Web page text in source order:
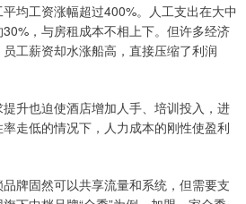
均工资涨幅超过400%。人工支出在大中
，与房租成本不相上下。但许多经济
工薪资却水涨船高，直接压缩了利润
升也迫使酒店增加人手、培训投入，进
走低的情况下，人力成本的刚性使盈利
牌固然可以共享流量和系统，但需要支